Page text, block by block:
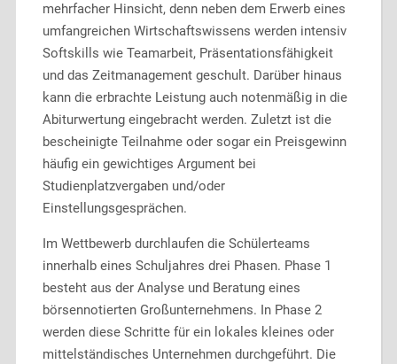
mehrfacher Hinsicht, denn neben dem Erwerb eines
umfangreichen Wirtschaftswissens werden intensiv
Softskills wie Teamarbeit, Präsentationsfähigkeit
und das Zeitmanagement geschult. Darüber hinaus
kann die erbrachte Leistung auch notenmäßig in die
Abiturwertung eingebracht werden. Zuletzt ist die
bescheinigte Teilnahme oder sogar ein Preisgewinn
häufig ein gewichtiges Argument bei
Studienplatzvergaben und/oder
Einstellungsgesprächen.
Im Wettbewerb durchlaufen die Schülerteams
innerhalb eines Schuljahres drei Phasen. Phase 1
besteht aus der Analyse und Beratung eines
börsennotierten Großunternehmens. In Phase 2
werden diese Schritte für ein lokales kleines oder
mittelständisches Unternehmen durchgeführt. Die